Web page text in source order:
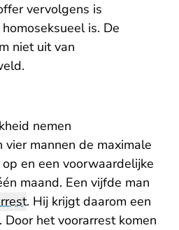
vervolgens is
is. De
niet uit van
nemen
mannen de maximale
en een voorwaardelijke
maand. Een vijfde man
. Hij krijgt daarom een
het voorarrest komen